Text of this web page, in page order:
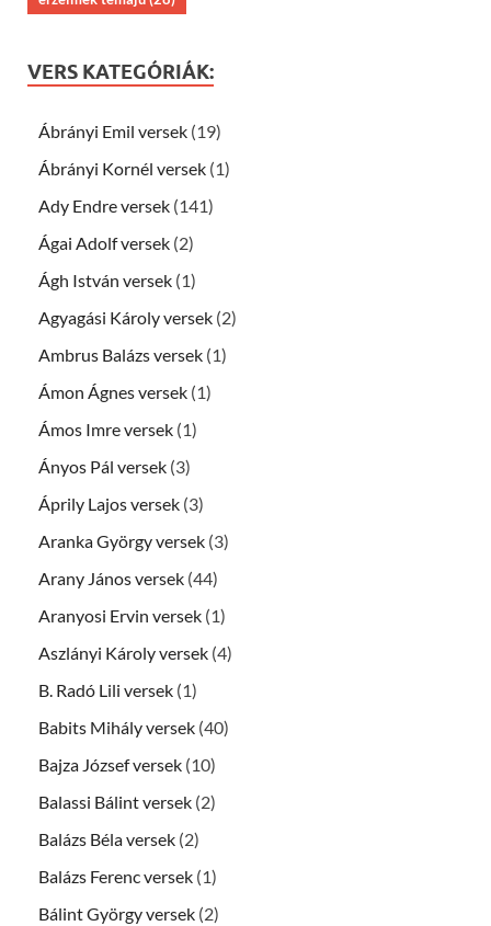
VERS KATEGÓRIÁK:
Ábrányi Emil versek (19)
Ábrányi Kornél versek (1)
Ady Endre versek (141)
Ágai Adolf versek (2)
Ágh István versek (1)
Agyagási Károly versek (2)
Ambrus Balázs versek (1)
Ámon Ágnes versek (1)
Ámos Imre versek (1)
Ányos Pál versek (3)
Áprily Lajos versek (3)
Aranka György versek (3)
Arany János versek (44)
Aranyosi Ervin versek (1)
Aszlányi Károly versek (4)
B. Radó Lili versek (1)
Babits Mihály versek (40)
Bajza József versek (10)
Balassi Bálint versek (2)
Balázs Béla versek (2)
Balázs Ferenc versek (1)
Bálint György versek (2)